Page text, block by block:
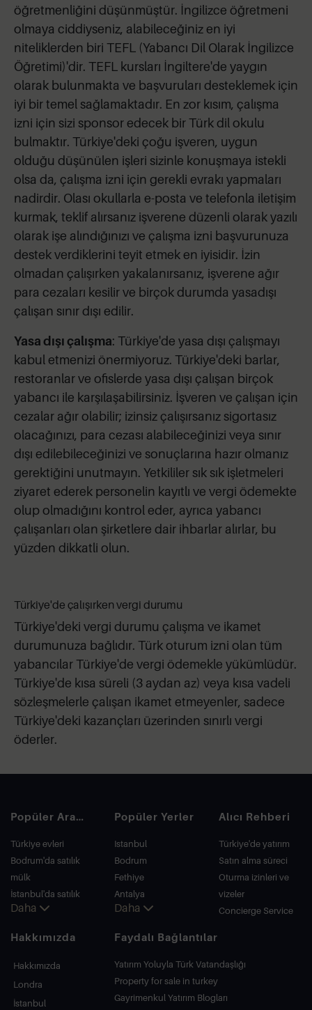
öğretmenliğini düşünmüştür. İngilizce öğretmeni
olmaya ciddiyseniz, alabileceğiniz en iyi
niteliklerden biri TEFL (Yabancı Dil Olarak İngilizce
Öğretimi)'dir. TEFL kursları İngiltere'de yaygın
olarak bulunmakta ve başvuruları desteklemek için
iyi bir temel sağlamaktadır. En zor kısım, çalışma
izni için sizi sponsor edecek bir Türk dil okulu
bulmaktır. Türkiye'deki çoğu işveren, uygun
olduğu düşünülen işleri sizinle konuşmaya istekli
olsa da, çalışma izni için gerekli evrakı yapmaları
nadirdir. Olası okullarla e-posta ve telefonla iletişim
kurmak, teklif alırsanız işverene düzenli olarak yazılı
olarak işe alındığınızı ve çalışma izni başvurunuza
destek verdiklerini teyit etmek en iyisidir. İzin
olmadan çalışırken yakalanırsanız, işverene ağır
para cezaları kesilir ve birçok durumda yasadışı
çalışan sınır dışı edilir.
Yasa dışı çalışma: Türkiye'de yasa dışı çalışmayı
kabul etmenizi önermiyoruz. Türkiye'deki barlar,
restoranlar ve ofislerde yasa dışı çalışan birçok
yabancı ile karşılaşabilirsiniz. İşveren ve çalışan için
cezalar ağır olabilir; izinsiz çalışırsanız sigortasız
olacağınızı, para cezası alabileceğinizi veya sınır
dışı edilebileceğinizi ve sonuçlarına hazır olmanız
gerektiğini unutmayın. Yetkililer sık sık işletmeleri
ziyaret ederek personelin kayıtlı ve vergi ödemekte
olup olmadığını kontrol eder, ayrıca yabancı
çalışanları olan şirketlere dair ihbarlar alırlar, bu
yüzden dikkatli olun.
Türkiye'de çalışırken vergi durumu
Türkiye'deki vergi durumu çalışma ve ikamet
durumunuza bağlıdır. Türk oturum izni olan tüm
yabancılar Türkiye'de vergi ödemekle yükümlüdür.
Türkiye'de kısa süreli (3 aydan az) veya kısa vadeli
sözleşmelerle çalışan ikamet etmeyenler, sadece
Türkiye'deki kazançları üzerinden sınırlı vergi
öderler.
Popüler Aramalar
Türkiye evleri
Bodrum'da satılık
mülk
İstanbul'da satılık
daire
Bodrum Villası
Antalya'da satılık
Daha
Popüler Yerler
Istanbul
Bodrum
Fethiye
Antalya
Kalkan
Kas
Bursa
Gocek
Side
Daha
Alıcı Rehberi
Türkiye'de yatırım
Satın alma süreci
Oturma izinleri ve
vizeler
Concierge Service
Hakkımızda
Hakkımızda
Londra
İstanbul
Faydalı Bağlantılar
Yatırım Yoluyla Türk Vatandaşlığı
Property for sale in turkey
Gayrimenkul Yatırım Blogları